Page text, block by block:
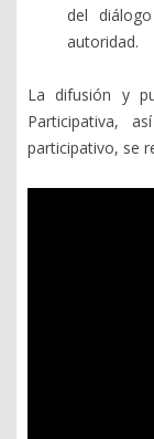
del
autoridad.
La difusión y
Participativa,
participativo, se